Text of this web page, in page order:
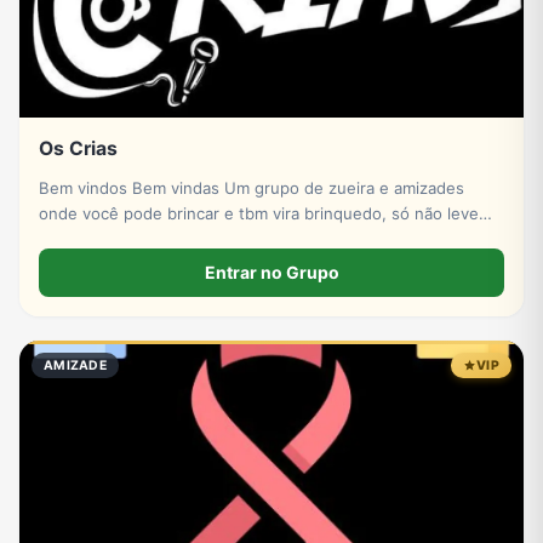
Os Crias
Bem vindos Bem vindas Um grupo de zueira e amizades
onde você pode brincar e tbm vira brinquedo, só não levem
Entrar no Grupo
AMIZADE VIP